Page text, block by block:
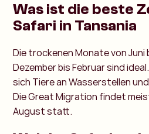
Was ist die beste
Safari in Tansania
Die trockenen Monate von Juni
Dezember bis Februar sind
sich Tiere an Wasserstellen
Die Great Migration findet
August statt.